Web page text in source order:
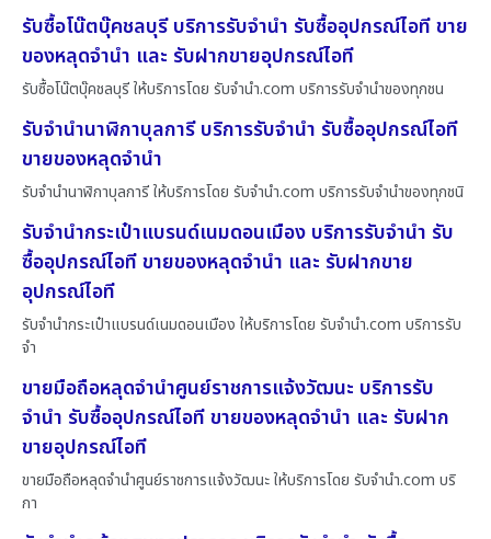
รับซื้อโน๊ตบุ๊คชลบุรี บริการรับจำนำ รับซื้ออุปกรณ์ไอที ขาย
ของหลุดจำนำ และ รับฝากขายอุปกรณ์ไอที
รับซื้อโน๊ตบุ๊คชลบุรี ให้บริการโดย รับจํานํา.com บริการรับจำนำของทุกชน
รับจำนำนาฬิกาบุลการี บริการรับจำนำ รับซื้ออุปกรณ์ไอที
ขายของหลุดจำนำ
รับจำนำนาฬิกาบุลการี ให้บริการโดย รับจํานํา.com บริการรับจำนำของทุกชนิ
รับจำนำกระเป๋าแบรนด์เนมดอนเมือง บริการรับจำนำ รับ
ซื้ออุปกรณ์ไอที ขายของหลุดจำนำ และ รับฝากขาย
อุปกรณ์ไอที
รับจำนำกระเป๋าแบรนด์เนมดอนเมือง ให้บริการโดย รับจํานํา.com บริการรับ
จำ
ขายมือถือหลุดจำนำศูนย์ราชการแจ้งวัฒนะ บริการรับ
จำนำ รับซื้ออุปกรณ์ไอที ขายของหลุดจำนำ และ รับฝาก
ขายอุปกรณ์ไอที
ขายมือถือหลุดจำนำศูนย์ราชการแจ้งวัฒนะ ให้บริการโดย รับจํานํา.com บริ
กา